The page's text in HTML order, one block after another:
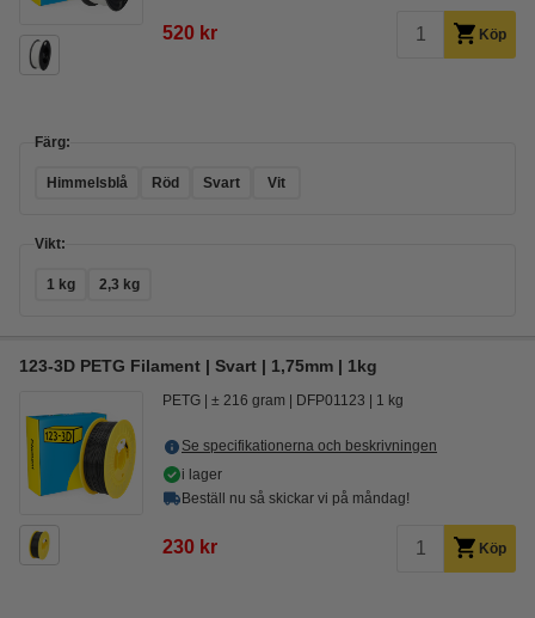
520 kr Köp
Färg:
Himmelsblå Röd Svart Vit
Vikt:
1 kg 2,3 kg
123-3D PETG Filament | Svart | 1,75mm | 1kg
PETG ± 216 gram DFP01123 1 kg
Se specifikationerna och beskrivningen
i lager
Beställ nu så skickar vi på måndag!
230 kr Köp